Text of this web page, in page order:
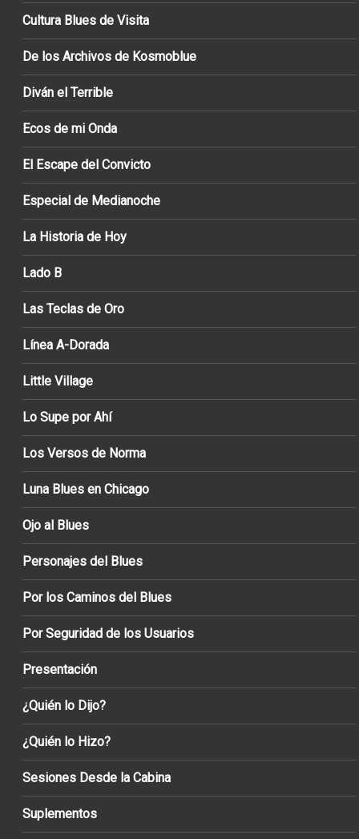
Cultura Blues de Visita
De los Archivos de Kosmoblue
Diván el Terrible
Ecos de mi Onda
El Escape del Convicto
Especial de Medianoche
La Historia de Hoy
Lado B
Las Teclas de Oro
Línea A-Dorada
Little Village
Lo Supe por Ahí
Los Versos de Norma
Luna Blues en Chicago
Ojo al Blues
Personajes del Blues
Por los Caminos del Blues
Por Seguridad de los Usuarios
Presentación
¿Quién lo Dijo?
¿Quién lo Hizo?
Sesiones Desde la Cabina
Suplementos